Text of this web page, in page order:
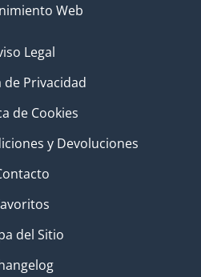
Web
Legal
de Privacidad
de Cookies
y Devoluciones
del Sitio